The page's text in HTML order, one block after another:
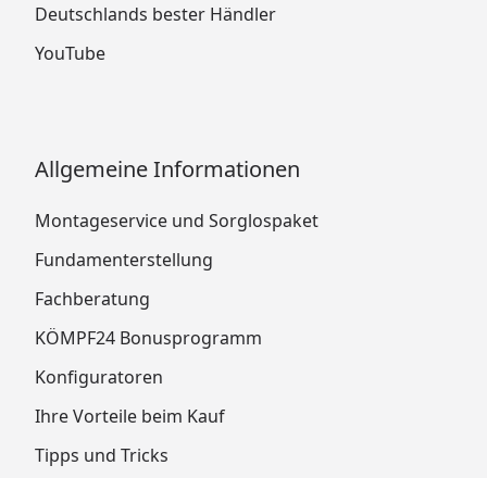
Deutschlands bester Händler
YouTube
Allgemeine Informationen
Montageservice und Sorglospaket
Fundamenterstellung
Fachberatung
KÖMPF24 Bonusprogramm
Konfiguratoren
Ihre Vorteile beim Kauf
Tipps und Tricks